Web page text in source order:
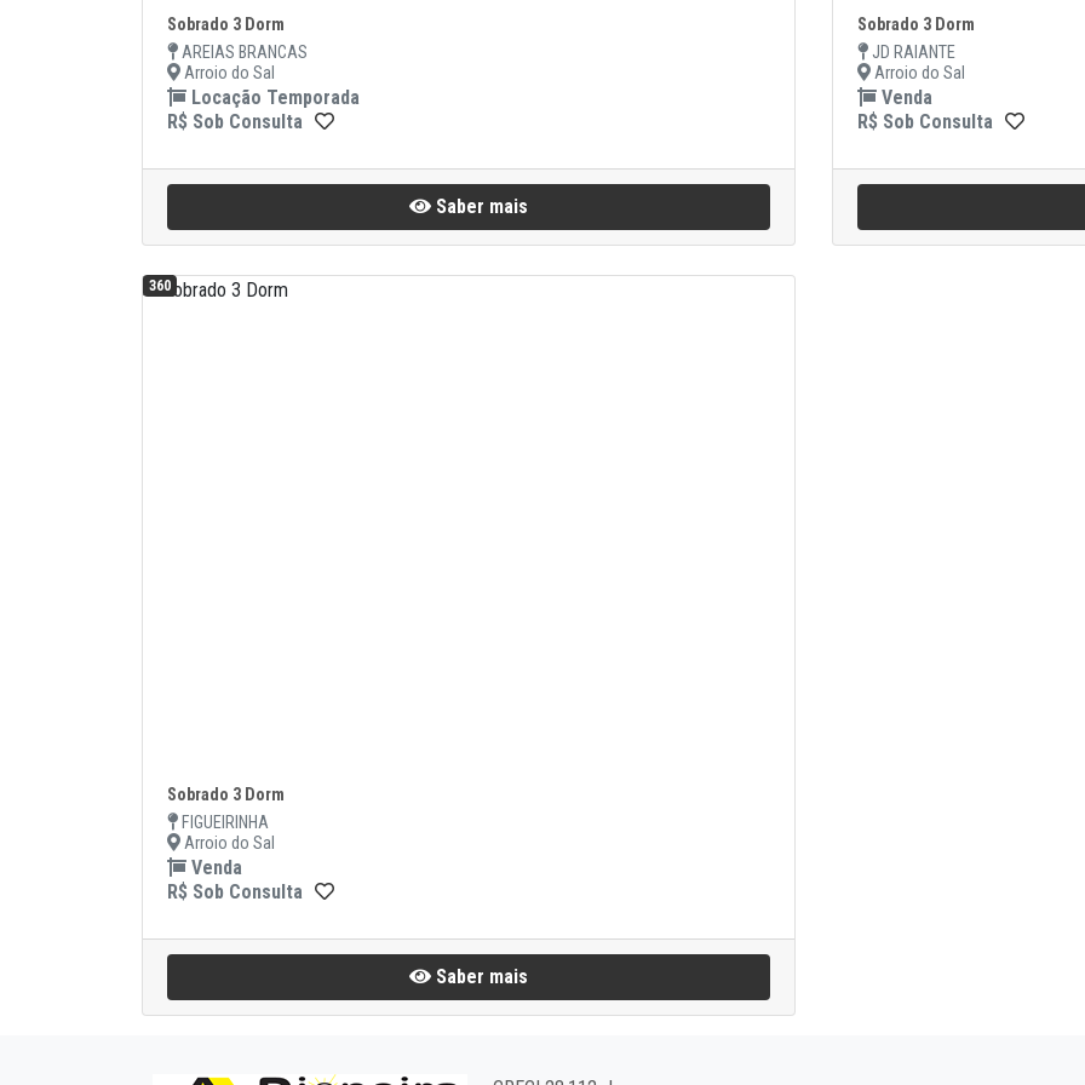
Sobrado 3 Dorm
AREIAS BRANCAS
Arroio do Sal
Locação Temporada
R$ Sob Consulta
Saber mais
Sobrado 3 Dorm
JD RAIANTE
Arroio do Sal
Venda
R$ Sob Consulta
360
Sobrado 3 Dorm
FIGUEIRINHA
Arroio do Sal
Venda
R$ Sob Consulta
Saber mais